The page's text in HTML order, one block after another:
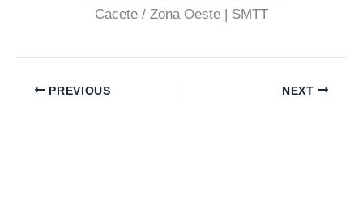
Cacete / Zona Oeste | SMTT
PREVIOUS NEXT